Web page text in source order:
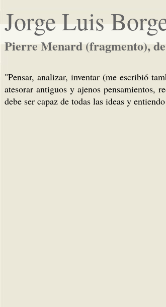
Jorge Luis
Pierre Menard (fragmento),
"Pensar, analizar, inventar (me escribió
atesorar antiguos y ajenos pensamientos,
debe ser capaz de todas las ideas y